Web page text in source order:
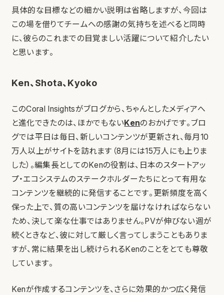
具体的な目標などの細かい説明は省略しますが、今回は
この場を借りてチームへの感謝の気持ちを述べると同時
に、彼らのこれまでの目覚ましい活躍について紹介したい
と思います。
Ken、Shota、Kyoko
このCoral Insightsがブログから、ちゃんとしたメディアへ
と進化できたのは、ほかでもないKenのおかげです。ブロ
グでは平日は毎日、新しいコンテンツが更新され、毎月10
万人以上がサイトを訪れます（8月には15万人にも上りま
した）。編集長としてのKenの役割は、日本のスタートアッ
プ・エコシステムのステークホルダーたちにとって有用な
コンテンツを継続的に発信することです。更新頻度を高く
保った上で、質の高いコンテンツを届けなければならない
ため、決して楽な仕事ではありません。PVが伸びない週が
続くときなど、彼に対して厳しく言ってしまうこともありま
すが、常に結果を出し続けられるKenのことをとても尊敬
しています。
Kenが作成するコンテンツを、さらに効果的かつ広く発信